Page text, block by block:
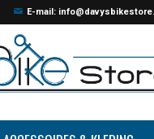
E-mail: